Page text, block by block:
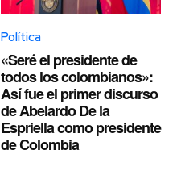
Política
«Seré el presidente de
todos los colombianos»:
Así fue el primer discurso
de Abelardo De la
Espriella como presidente
de Colombia